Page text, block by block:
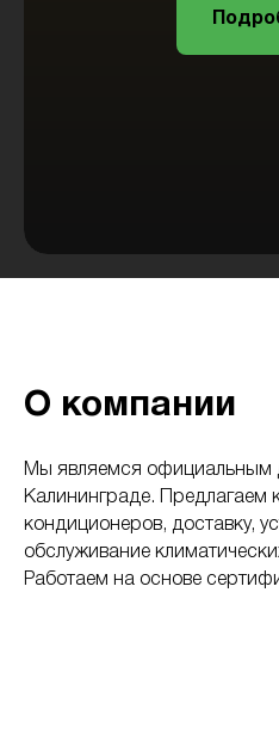
О компании
Мы являемся официальным
Калининграде. Предлагаем
кондиционеров, доставку,
обслуживание
Работаем на основе